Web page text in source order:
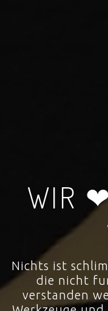
WIR
Nichts ist
die nicht
verstanden